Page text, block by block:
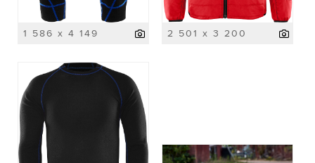
1 586 x 4 149 2 501 x 3 200